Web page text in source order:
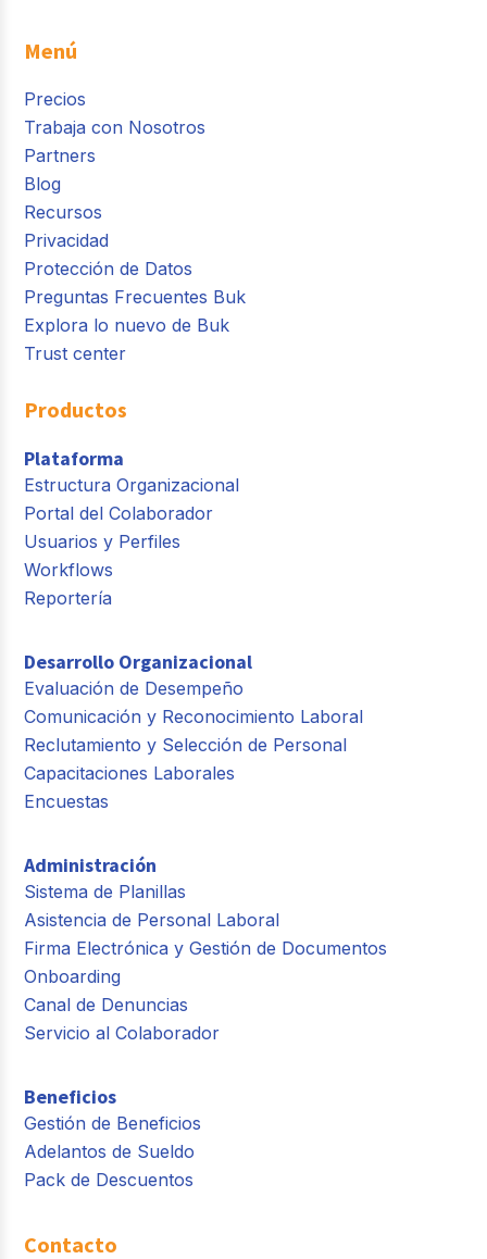
Menú
Precios
Trabaja con Nosotros
Partners
Blog
Recursos
Privacidad
Protección de Datos
Preguntas Frecuentes Buk
Explora lo nuevo de Buk
Trust center
Productos
Plataforma
Estructura Organizacional
Portal del Colaborador
Usuarios y Perfiles
Workflows
Reportería
Desarrollo Organizacional
Evaluación de Desempeño
Comunicación y Reconocimiento Laboral
Reclutamiento y Selección de Personal
Capacitaciones Laborales
Encuestas
Administración
Sistema de Planillas
Asistencia de Personal Laboral
Firma Electrónica y Gestión de Documentos
Onboarding
Canal de Denuncias
Servicio al Colaborador
Beneficios
Gestión de Beneficios
Adelantos de Sueldo
Pack de Descuentos
Contacto